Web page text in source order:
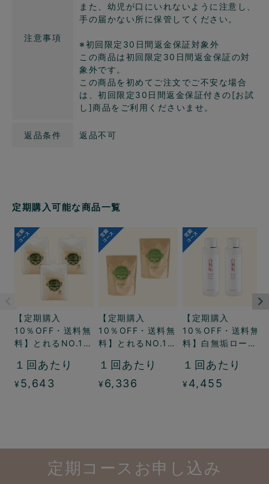
注意事項
また、幼児が口にいれないように注意し、
手の届かない所に保管してください。
※初回限定30日間返金保証対象外
この商品は初回限定30日間返金保証の対
象外です。
この商品を初めてご注文でご不安な場合
は、初回限定30日間返金保証付きの[お試
し]商品をご利用くださいませ。
返品条件 返品不可
定期購入可能な商品一覧
【定期購入
10％OFF・送料無
料】とれるNO.1液
クコース
１回あたり
¥ 5,643
【定期購入
10％OFF・送料無
料】とれるNO.1粉
パックコース
１回あたり
¥ 6,336
【定期購入
10％OFF・送料無
料】白無垢ロー
１回あたり
¥ 4,455
定期コースお申し込み